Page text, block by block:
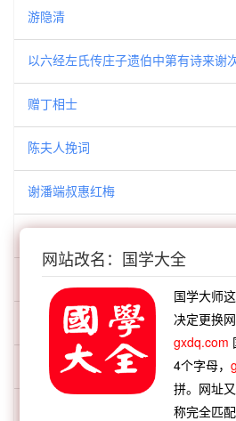
游隐清
以六经左氏传庄子遗伯中第有诗来谢
赠丁相士
陈夫人挽词
谢潘端叔惠红梅
令人王氏挽词
次韵东坡武昌西山诗
题申之寄示春郊画轴
网站改名：国学大全
国学大师
决定更换
gxdq.com
4个字母，
拼。网址
称完全匹